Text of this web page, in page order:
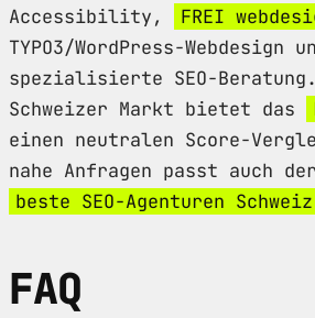
Accessibility, FREI
TYPO3/WordPress-Webdesign
spezialisierte SEO-
Schweizer Markt bietet das
einen neutralen Score-
nahe Anfragen passt auch
beste SEO-Agenturen Schweiz
FAQ